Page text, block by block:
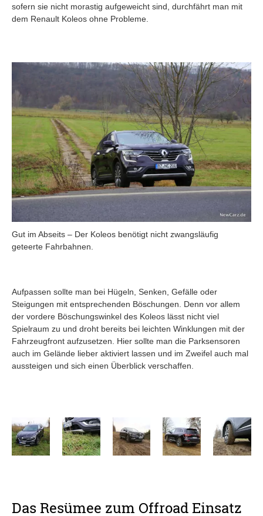
sofern sie nicht morastig aufgeweicht sind, durchfährt man mit
dem Renault Koleos ohne Probleme.
Gut im Abseits – Der Koleos benötigt nicht zwangsläufig
geteerte Fahrbahnen.
Aufpassen sollte man bei Hügeln, Senken, Gefälle oder
Steigungen mit entsprechenden Böschungen. Denn vor allem
der vordere Böschungswinkel des Koleos lässt nicht viel
Spielraum zu und droht bereits bei leichten Winklungen mit der
Fahrzeugfront aufzusetzen. Hier sollte man die Parksensoren
auch im Gelände lieber aktiviert lassen und im Zweifel auch mal
aussteigen und sich einen Überblick verschaffen.
Das Resümee zum Offroad Einsatz